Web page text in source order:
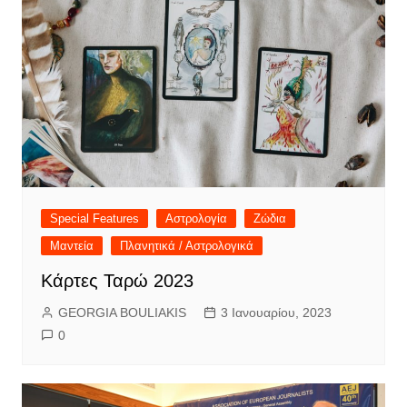
Special Features Αστρολογία
Ζώδια
Μαντεία
Πλανητικά / Αστρολογικά
Κάρτες Ταρώ 2023
GEORGIA BOULIAKIS
3 Ιανουαρίου, 2023
0